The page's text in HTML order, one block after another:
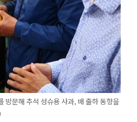
방문해 추석 성슈용 사과, 배 출하 동향을